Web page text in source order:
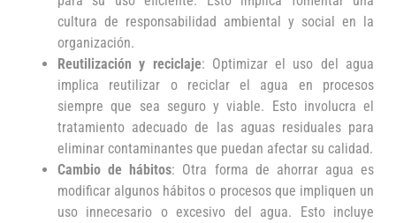
cultura de responsabilidad ambiental y social en la
organización.
Reutilización y reciclaje: Optimizar el uso del agua
implica reutilizar o reciclar el agua en procesos
siempre que sea seguro y viable. Esto involucra el
tratamiento adecuado de las aguas residuales para
eliminar contaminantes que puedan afectar su calidad.
Cambio de hábitos: Otra forma de ahorrar agua es
modificar algunos hábitos o procesos que impliquen un
uso innecesario o excesivo del agua. Esto incluye